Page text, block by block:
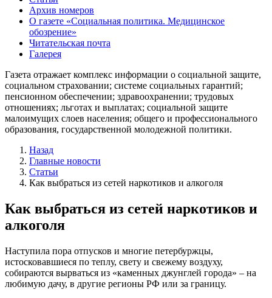
Архив номеров
О газете «Социальная политика. Медицинское
обозрение»
Читательская почта
Галерея
Газета отражает комплекс информации о социальной защите,
социальном страховании; системе социальных гарантий;
пенсионном обеспечении; здравоохранении; трудовых
отношениях; льготах и выплатах; социальной защите
малоимущих слоев населения; общего и профессионального
образования, государственной молодежной политики.
Назад
Главные новости
Статьи
Как выбраться из сетей наркотиков и алкоголя
Как выбраться из сетей наркотиков и
алкоголя
Наступила пора отпусков и многие петербуржцы,
истосковавшиеся по теплу, свету и свежему воздуху,
собираются вырваться из «каменных джунглей города» – на
любимую дачу, в другие регионы РФ или за границу.